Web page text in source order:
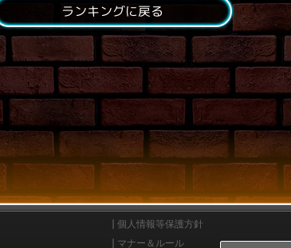
ランキングに戻る
個人情報等保護方針
マナー＆ルール